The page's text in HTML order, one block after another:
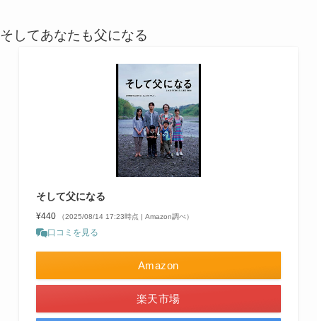
そしてあなたも父になる
そして父になる
¥440 （2025/08/14 17:23時点 | Amazon調べ）
口コミを見る
Amazon
楽天市場